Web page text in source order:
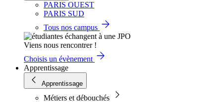
PARIS OUEST
PARIS SUD
Tous nos campus
Viens nous rencontrer !
Choisis un évènement
Apprentissage
Apprentissage
Métiers et débouchés